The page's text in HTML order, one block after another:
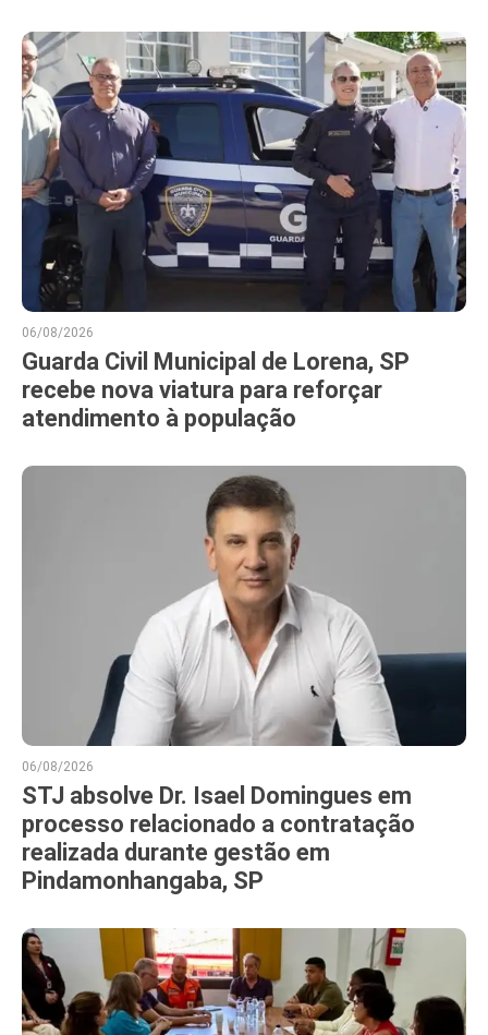
06/08/2026
Guarda Civil Municipal de Lorena, SP
recebe nova viatura para reforçar
atendimento à população
06/08/2026
STJ absolve Dr. Isael Domingues em
processo relacionado a contratação
realizada durante gestão em
Pindamonhangaba, SP